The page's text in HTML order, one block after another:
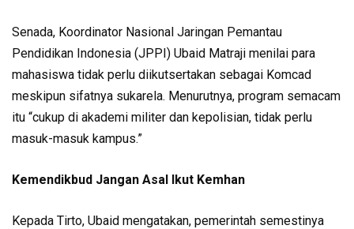
Senada, Koordinator Nasional Jaringan Pemantau
Pendidikan Indonesia (JPPI) Ubaid Matraji menilai para
mahasiswa tidak perlu diikutsertakan sebagai Komcad
meskipun sifatnya sukarela. Menurutnya, program semacam
itu “cukup di akademi militer dan kepolisian, tidak perlu
masuk-masuk kampus.”
Kemendikbud Jangan Asal Ikut Kemhan
Kepada Tirto, Ubaid mengatakan, pemerintah semestinya